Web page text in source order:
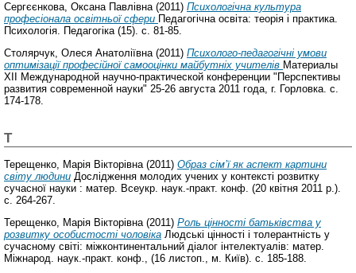
Сергєєнкова, Оксана Павлівна(2011) Психологічна культура
професіонала освітньої сфери Педагогічна освіта: теорія і практика.
Психологія. Педагогіка (15). с. 81-85.
Столярчук, Олеся Анатоліївна(2011) Психолого-педагогічні умови
оптимізації професійної самооцінки майбутніх учителів Материалы
ХІІ Международной научно-практической конференции "Перспективы
развития современной науки" 25-26 августа 2011 года, г. Горловка. с.
174-178.
Т
Терещенко, Марія Вікторівна (2011) Образ сім’ї як аспект картини
світу людини Дослідження молодих учених у контексті розвитку
сучасної науки : матер. Всеукр. наук.-практ. конф. (20 квітня 2011 р.).
с. 264-267.
Терещенко, Марія Вікторівна (2011) Роль цінності батьківства у
розвитку особистості чоловіка Людські цінності і толерантність у
сучасному світі: міжконтинентальний діалог інтелектуалів: матер.
Міжнарод. наук.-практ. конф., (16 листоп., м. Київ). с. 185-188.